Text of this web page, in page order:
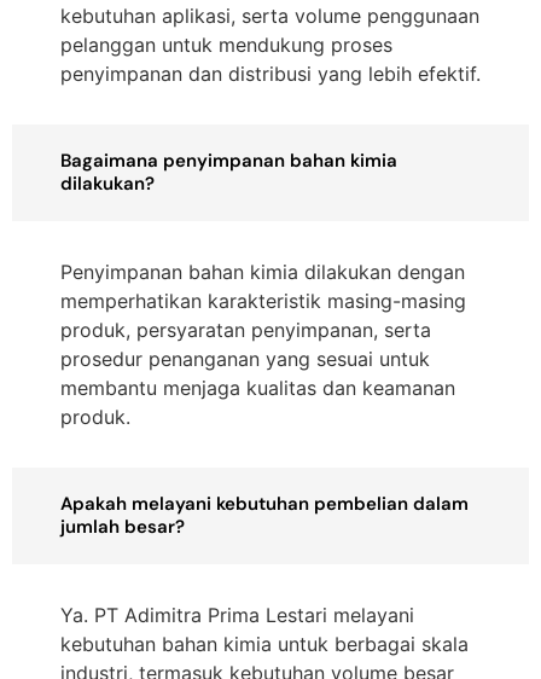
kebutuhan aplikasi, serta volume penggunaan
pelanggan untuk mendukung proses
penyimpanan dan distribusi yang lebih efektif.
Bagaimana penyimpanan bahan kimia
dilakukan?
Penyimpanan bahan kimia dilakukan dengan
memperhatikan karakteristik masing-masing
produk, persyaratan penyimpanan, serta
prosedur penanganan yang sesuai untuk
membantu menjaga kualitas dan keamanan
produk.
Apakah melayani kebutuhan pembelian dalam
jumlah besar?
Ya. PT Adimitra Prima Lestari melayani
kebutuhan bahan kimia untuk berbagai skala
industri, termasuk kebutuhan volume besar